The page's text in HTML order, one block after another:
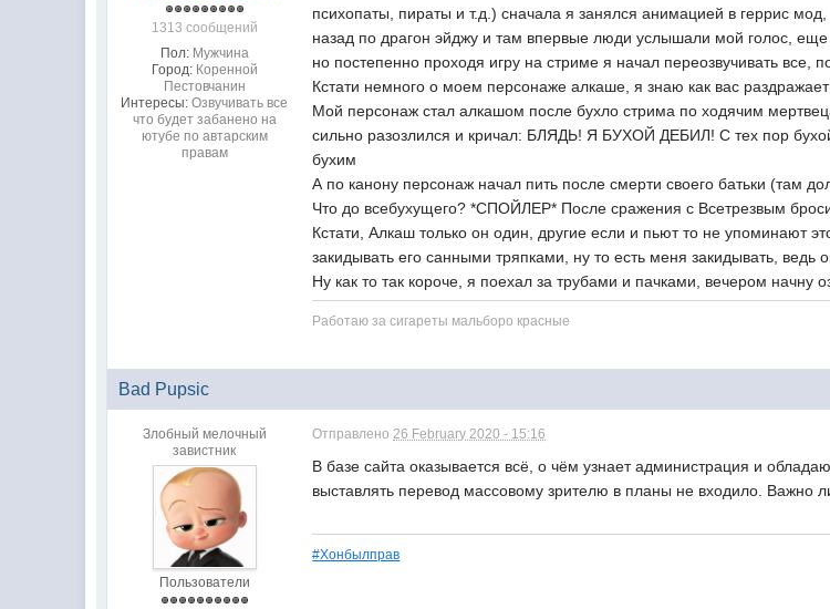
1313 сообщений
Пол: Мужчина
Город: Коренной
Пестовчанин
Интересы: Озвучивать все
что будет забанено на
ютубе по автарским
правам
психопаты, пираты и т.д.) сначала я занялся анимацией в геррис
назад по драгон эйджу и там впервые люди услышали мой голос,
но постепенно проходя игру на стриме я начал переозвучивать все,
Кстати немного о моем персонаже алкаше, я знаю как вас
Мой персонаж стал алкашом после бухло стрима по ходячим
сильно разозлился и кричал: БЛЯДЬ! Я БУХОЙ ДЕБИЛ! С тех пор
бухим
А по канону персонаж начал пить после смерти своего батьки (там
Что до всебухущего? *СПОЙЛЕР* После сражения с Всетрезвым
Кстати, Алкаш только он один, другие если и пьют то не упоминают
закидывать его санными тряпками, ну то есть меня закидывать, ведь
Ну как то так короче, я поехал за трубами и пачками, вечером начну
Работаю за сигареты мальборо красные
Bad Pupsic
Злобный мелочный
завистник
Пользователи
Отправлено26 February 2020 - 15:16
В базе сайта оказывается всё, о чём узнает администрация и
выставлять перевод массовому зрителю в планы не входило. Важно
#Хонбылправ